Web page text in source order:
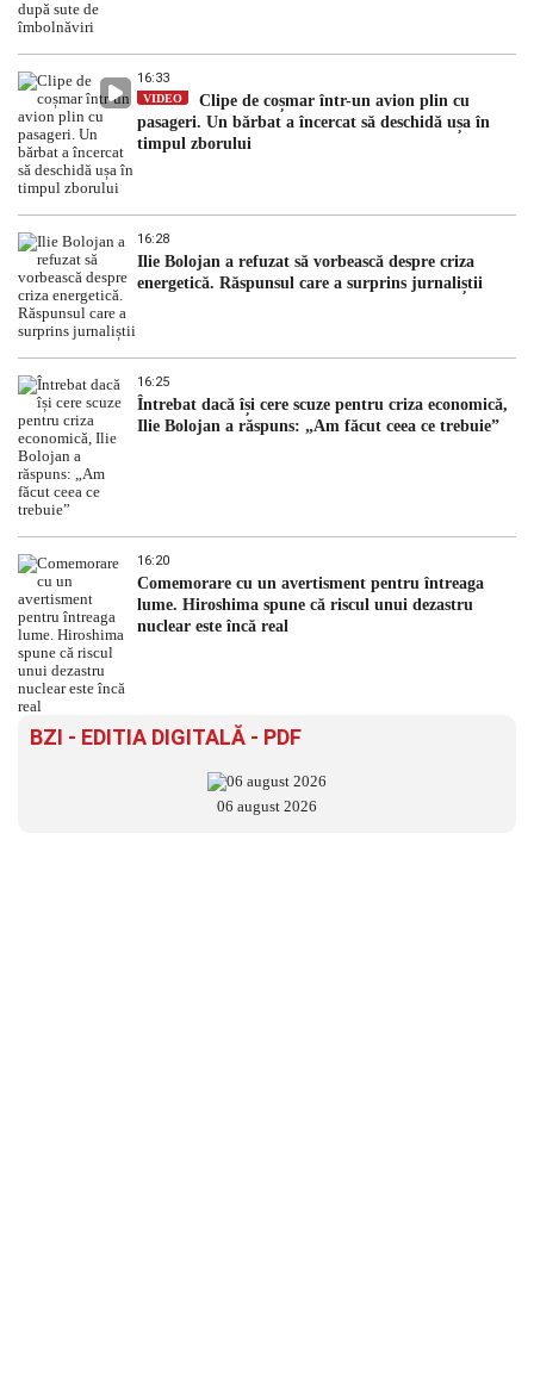
16:33
VIDEO
Clipe de coșmar într-un avion plin cu
pasageri. Un bărbat a încercat să deschidă ușa în
timpul zborului
16:28
Ilie Bolojan a refuzat să vorbească despre criza
energetică. Răspunsul care a surprins jurnaliștii
16:25
Întrebat dacă își cere scuze pentru criza economică,
Ilie Bolojan a răspuns: „Am făcut ceea ce trebuie”
16:20
Comemorare cu un avertisment pentru întreaga
lume. Hiroshima spune că riscul unui dezastru
nuclear este încă real
BZI - EDITIA DIGITALĂ - PDF
06 august 2026